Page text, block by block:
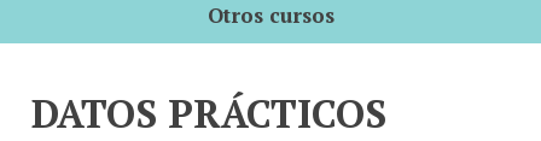
Otros cursos
DATOS PRÁCTICOS